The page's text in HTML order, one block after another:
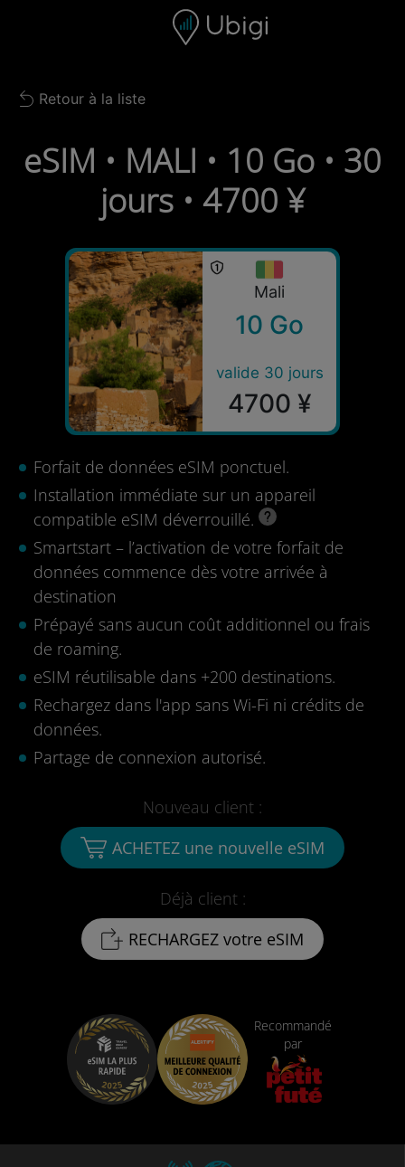
Barre de navigation Bas de page
Back to list
Retour à la liste
eSIM • MALI • 10 Go • 30
jours • 4700 ¥
Mali
10 Go
valide 30 jours
4700 ¥
Forfait de données eSIM ponctuel.
Installation immédiate sur un appareil
compatible eSIM déverrouillé.
Smartstart – l’activation de votre forfait de
données commence dès votre arrivée à
destination
Prépayé sans aucun coût additionnel ou frais
de roaming.
eSIM réutilisable dans +200 destinations.
Rechargez dans l'app sans Wi-Fi ni crédits de
données.
Partage de connexion autorisé.
Déjà client :
RECHARGEZ votre eSIM
Nouveau client :
ACHETEZ une nouvelle eSIM
Recommandé
par